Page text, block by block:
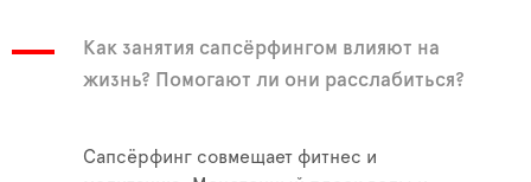
Как занятия сапсёрфингом влияют на
жизнь? Помогают ли они расслабиться?
Сапсёрфинг совмещает фитнес и